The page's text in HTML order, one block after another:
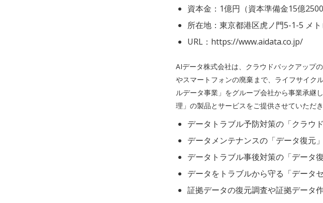
資本金：1億円（資本準備金15億2500
所在地：東京都港区虎ノ門5-1-5 メ
URL：https://www.aidata.co.jp/
AIデータ株式会社は、クラウドバックアップ
やスマートフォンの廃棄まで、ライフサイク
ルデータ事業」をグループ会社から事業承継
理」の製品とサービスをご提供させていただき
データトラブル予防対策の「クラウ
データメンテナンスの「データ復元
データトラブル事後対策の「データ
データをトラブルから守る「データ
証拠データの復元調査や証拠データ